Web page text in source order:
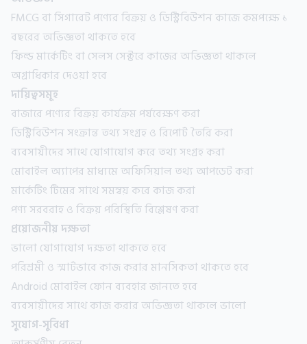
FMCG বা সিগারেট পণ্যের বিক্রয় ও ডিস্ট্রিবিউশন কাজে কমপক্ষে ১
বছরের অভিজ্ঞতা থাকতে হবে
ফিল্ড মার্কেটিং বা সেলস সেক্টরে কাজের অভিজ্ঞতা থাকলে
অগ্রাধিকার দেওয়া হবে
দায়িত্বসমূহ
বাজারে পণ্যের বিক্রয় কার্যক্রম পর্যবেক্ষণ করা
ডিস্ট্রিবিউশন সংক্রান্ত তথ্য সংগ্রহ ও রিপোর্ট তৈরি করা
ব্যবসায়ীদের সাথে যোগাযোগ করে তথ্য সংগ্রহ করা
মোবাইল অ্যাপের মাধ্যমে অফিসিয়াল তথ্য আপডেট করা
মার্কেটিং টিমের সাথে সমন্বয় করে কাজ করা
পণ্য সরবরাহ ও বিক্রয় পরিস্থিতি বিশ্লেষণ করা
প্রয়োজনীয় দক্ষতা
ভালো যোগাযোগ দক্ষতা থাকতে হবে
পরিশ্রমী ও স্মার্টভাবে কাজ করার মানসিকতা থাকতে হবে
Android মোবাইল ফোন ব্যবহার জানতে হবে
ব্যবসায়ীদের সাথে কাজ করার অভিজ্ঞতা থাকলে ভালো
সুযোগ-সুবিধা